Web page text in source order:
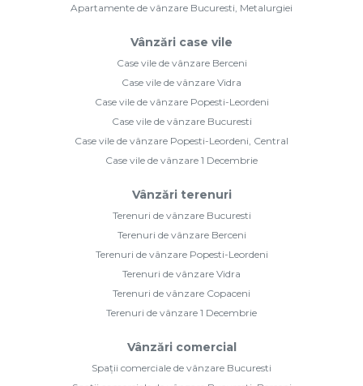
Apartamente de vânzare Bucuresti, Metalurgiei
Vânzări case vile
Case vile de vânzare Berceni
Case vile de vânzare Vidra
Case vile de vânzare Popesti-Leordeni
Case vile de vânzare Bucuresti
Case vile de vânzare Popesti-Leordeni, Central
Case vile de vânzare 1 Decembrie
Vânzări terenuri
Terenuri de vânzare Bucuresti
Terenuri de vânzare Berceni
Terenuri de vânzare Popesti-Leordeni
Terenuri de vânzare Vidra
Terenuri de vânzare Copaceni
Terenuri de vânzare 1 Decembrie
Vânzări comercial
Spații comerciale de vânzare Bucuresti